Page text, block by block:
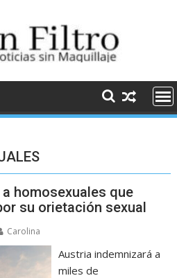
homosexuales que
su orietación sexual
Carolina
Austria indemnizará a
miles de